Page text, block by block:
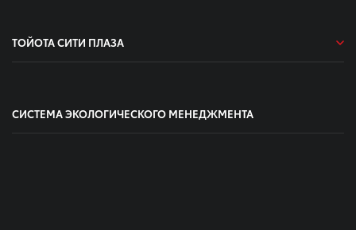
ТОЙОТА СИТИ ПЛАЗА
СИСТЕМА ЭКОЛОГИЧЕСКОГО МЕНЕДЖМЕНТА